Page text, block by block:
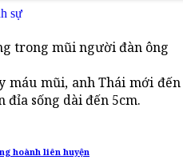
sự
trong mũi người đàn ông
máu mũi, anh Thái mới
đỉa sống dài đến 5cm.
hoành liên huyện